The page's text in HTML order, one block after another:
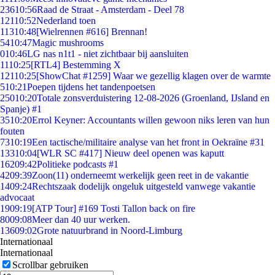
23610:56Raad de Straat - Amsterdam - Deel 78
12110:52Nederland toen
11310:48[Wielrennen #616] Brennan!
5410:47Magic mushrooms
010:46LG nas n1t1 - niet zichtbaar bij aansluiten
1110:25[RTL4] Bestemming X
12110:25[ShowChat #1259] Waar we gezellig klagen over de warmte
510:21Poepen tijdens het tandenpoetsen
25010:20Totale zonsverduistering 12-08-2026 (Groenland, IJsland en
Spanje) #1
3510:20Errol Keyner: Accountants willen gewoon niks leren van hun
fouten
7310:19Een tactische/militaire analyse van het front in Oekraïne #31
13310:04[WLR SC #417] Nieuw deel openen was kaputt
16209:42Politieke podcasts #1
4209:39Zoon(11) onderneemt werkelijk geen reet in de vakantie
1409:24Rechtszaak dodelijk ongeluk uitgesteld vanwege vakantie
advocaat
1909:19[ATP Tour] #169 Tosti Tallon back on fire
8009:08Meer dan 40 uur werken.
13609:02Grote natuurbrand in Noord-Limburg
Internationaal
Internationaal
Scrollbar gebruiken